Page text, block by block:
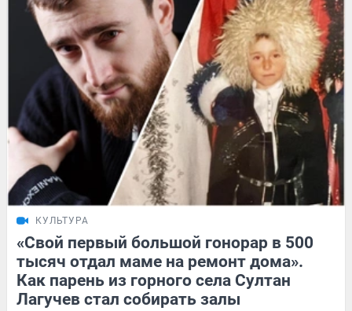
КУЛЬТУРА
«Свой первый большой гонорар в 500
тысяч отдал маме на ремонт дома».
Как парень из горного села Султан
Лагучев стал собирать залы